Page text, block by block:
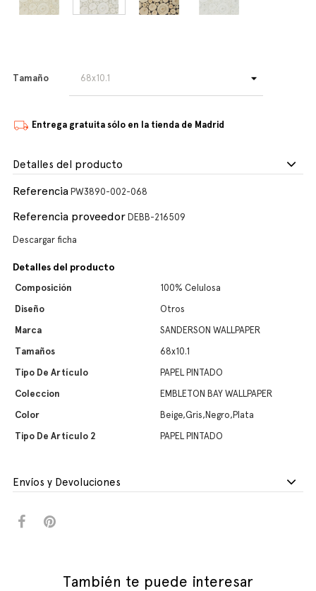
Tamaño
Entrega gratuita sólo en la tienda de Madrid
Detalles del producto
Referencia PW3890-002-068
Referencia proveedor DEBB-216509
Descargar ficha
Detalles del producto
Composición
100% Celulosa
Diseño
Otros
Marca
SANDERSON WALLPAPER
Tamaños
68x10.1
Tipo De Artículo
PAPEL PINTADO
Coleccion
EMBLETON BAY WALLPAPER
Color
Beige,Gris,Negro,Plata
Tipo De Artículo 2
PAPEL PINTADO
Envíos y Devoluciones
También te puede interesar